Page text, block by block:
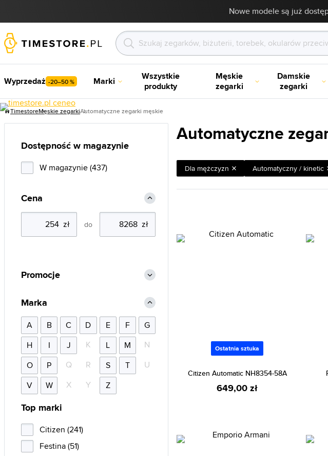
Nowe modele są już
Wyprzedaż -20–50 % Marki
Wszystkie
produkty
Męskie
zegarki
Damskie
zegarki
TimestoreMęskie zegarkiAutomatyczne zegarki męskie
Automatyczne
Dla mężczyzn Automatyczny / kinetic
Ostatnia sztuka
Citizen Automatic NH8354-58A
649,00 zł
Dostępność w magazynie
W magazynie (437)
Cena
do
Promocje
Marka
A B C D E F
G
H
I J K L M
N
O
P Q R S T
U
V
W X Y Z
Top marki
Citizen (241)
Festina (51)